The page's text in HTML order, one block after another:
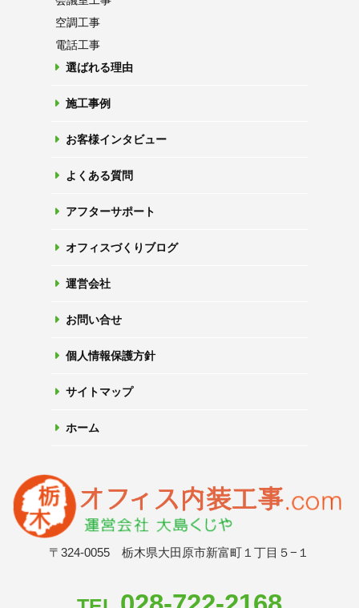
空調工事
電話工事
選ばれる理由
施工事例
お客様インタビュー
よくある質問
アフターサポート
オフィスづくりブログ
運営会社
お問い合せ
個人情報保護方針
サイトマップ
ホーム
〒324-0055 栃木県大田原市新富町１丁目５−１